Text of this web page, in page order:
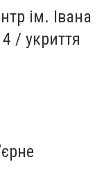
ім. Івана
/ укриття